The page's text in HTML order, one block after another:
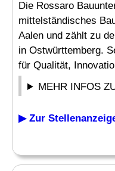
Die Rossaro
mittelständisches
Aalen und zählt zu
in Ostwürttemberg.
für Qualität,
MEHR INFOS
▶ Zur